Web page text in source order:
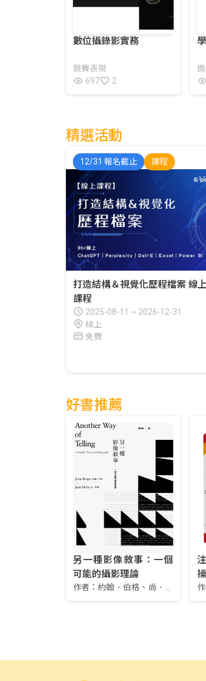
數位攝錄影實務
競賽表現
697
2
精選活動
打造結構＆視覺化歷程檔案 線上
課程
12/31 報名截止 課程
2025-08-11 ~ 2026-12-31
線上
免費
好書推薦
另一種影像敘事：一個
可能的攝影理論
作者： 約翰．伯格、尚．摩